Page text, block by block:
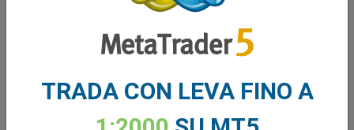
TRADA CON LEVA FINO A